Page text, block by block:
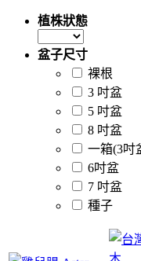
植株狀態
盆子尺寸
裸根
3 吋盆
5 吋盆
8 吋盆
一箱(3吋
6吋盆
7 吋盆
種子